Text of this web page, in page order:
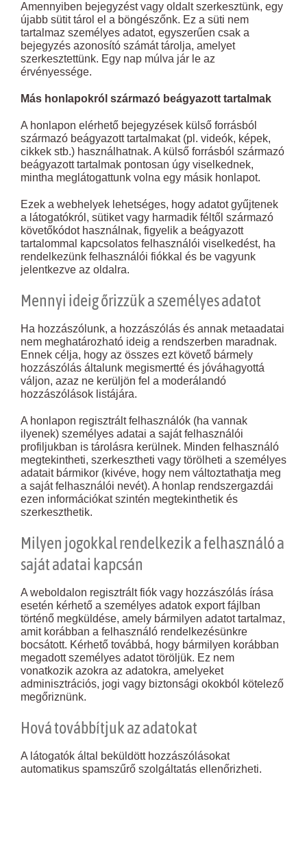
Amennyiben bejegyzést vagy oldalt szerkesztünk, egy
újabb sütit tárol el a böngészőnk. Ez a süti nem
tartalmaz személyes adatot, egyszerűen csak a
bejegyzés azonosító számát tárolja, amelyet
szerkesztettünk. Egy nap múlva jár le az
érvényessége.
Más honlapokról származó beágyazott tartalmak
A honlapon elérhető bejegyzések külső forrásból
származó beágyazott tartalmakat (pl. videók, képek,
cikkek stb.) használhatnak. A külső forrásból származó
beágyazott tartalmak pontosan úgy viselkednek,
mintha meglátogattunk volna egy másik honlapot.
Ezek a webhelyek lehetséges, hogy adatot gyűjtenek
a látogatókról, sütiket vagy harmadik féltől származó
követőkódot használnak, figyelik a beágyazott
tartalommal kapcsolatos felhasználói viselkedést, ha
rendelkezünk felhasználói fiókkal és be vagyunk
jelentkezve az oldalra.
Mennyi ideig őrizzük a személyes adatot
Ha hozzászólunk, a hozzászólás és annak metaadatai
nem meghatározható ideig a rendszerben maradnak.
Ennek célja, hogy az összes ezt követő bármely
hozzászólás általunk megismertté és jóváhagyottá
váljon, azaz ne kerüljön fel a moderálandó
hozzászólások listájára.
A honlapon regisztrált felhasználók (ha vannak
ilyenek) személyes adatai a saját felhasználói
profiljukban is tárolásra kerülnek. Minden felhasználó
megtekintheti, szerkesztheti vagy törölheti a személyes
adatait bármikor (kivéve, hogy nem változtathatja meg
a saját felhasználói nevét). A honlap rendszergazdái
ezen információkat szintén megtekinthetik és
szerkeszthetik.
Milyen jogokkal rendelkezik a felhasználó a
saját adatai kapcsán
A weboldalon regisztrált fiók vagy hozzászólás írása
esetén kérhető a személyes adatok export fájlban
történő megküldése, amely bármilyen adatot tartalmaz,
amit korábban a felhasználó rendelkezésünkre
bocsátott. Kérhető továbbá, hogy bármilyen korábban
megadott személyes adatot töröljük. Ez nem
vonatkozik azokra az adatokra, amelyeket
adminisztrációs, jogi vagy biztonsági okokból kötelező
megőriznünk.
Hová továbbítjuk az adatokat
A látogatók által beküldött hozzászólásokat
automatikus spamszűrő szolgáltatás ellenőrizheti.